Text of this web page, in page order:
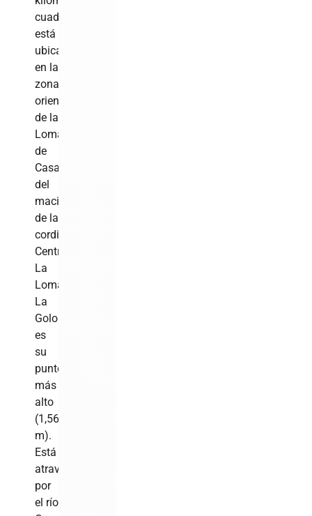
cuadrados,
está
ubicada
en la
zona
oriental
de la
Loma
de
Casabito,
del
macizo
de la
cordillera
Central.
La
Loma
La
Golondrina
es
su
punto
más
alto
(1,565
m).
Está
atravesada
por
el río